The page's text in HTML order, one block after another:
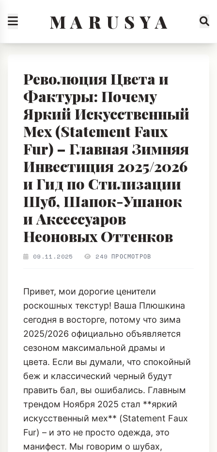
M A R U S Y A
Революция Цвета и
Фактуры: Почему
Яркий Искусственный
Мех (Statement Faux
Fur) – Главная Зимняя
Инвестиция 2025/2026
и Гид по Стилизации
Шуб, Шапок-Ушанок
и Аксессуаров
Неоновых Оттенков
09.11.2025 249 ПРОСМОТРОВ
Привет, мои дорогие ценители
роскошных текстур! Ваша Плюшкина
сегодня в восторге, потому что зима
2025/2026 официально объявляется
сезоном максимальной драмы и
цвета. Если вы думали, что спокойный
беж и классический черный будут
править бал, вы ошибались. Главным
трендом Ноября 2025 стал **яркий
искусственный мех** (Statement Faux
Fur) – и это не просто одежда, это
манифест. Мы говорим о шубах,